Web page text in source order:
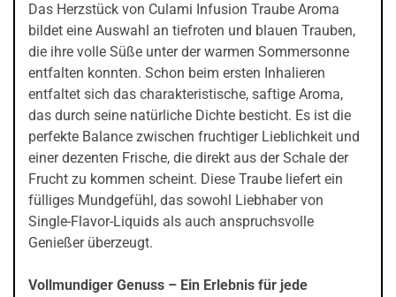
Das Herzstück von Culami Infusion Traube Aroma
bildet eine Auswahl an tiefroten und blauen Trauben,
die ihre volle Süße unter der warmen Sommersonne
entfalten konnten. Schon beim ersten Inhalieren
entfaltet sich das charakteristische, saftige Aroma,
das durch seine natürliche Dichte besticht. Es ist die
perfekte Balance zwischen fruchtiger Lieblichkeit und
einer dezenten Frische, die direkt aus der Schale der
Frucht zu kommen scheint. Diese Traube liefert ein
fülliges Mundgefühl, das sowohl Liebhaber von
Single-Flavor-Liquids als auch anspruchsvolle
Genießer überzeugt.
Vollmundiger Genuss – Ein Erlebnis für jede